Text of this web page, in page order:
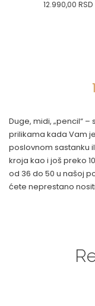
12.990,00 RSD
DODAJ U KORPU
1
Duge, midi, „pencil“
prilikama kada Vam
poslovnom sastanku
kroja kao i još preko
od 36 do 50 u našoj
ćete neprestano